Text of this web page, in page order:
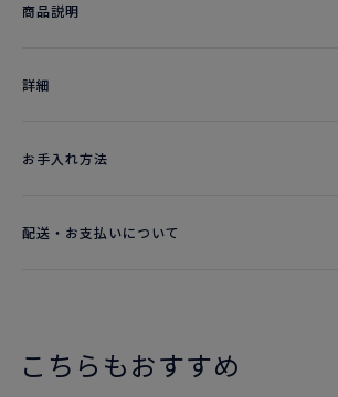
商品説明
詳細​
お手入れ方法
配送・お支払いについて
こちらもおすすめ